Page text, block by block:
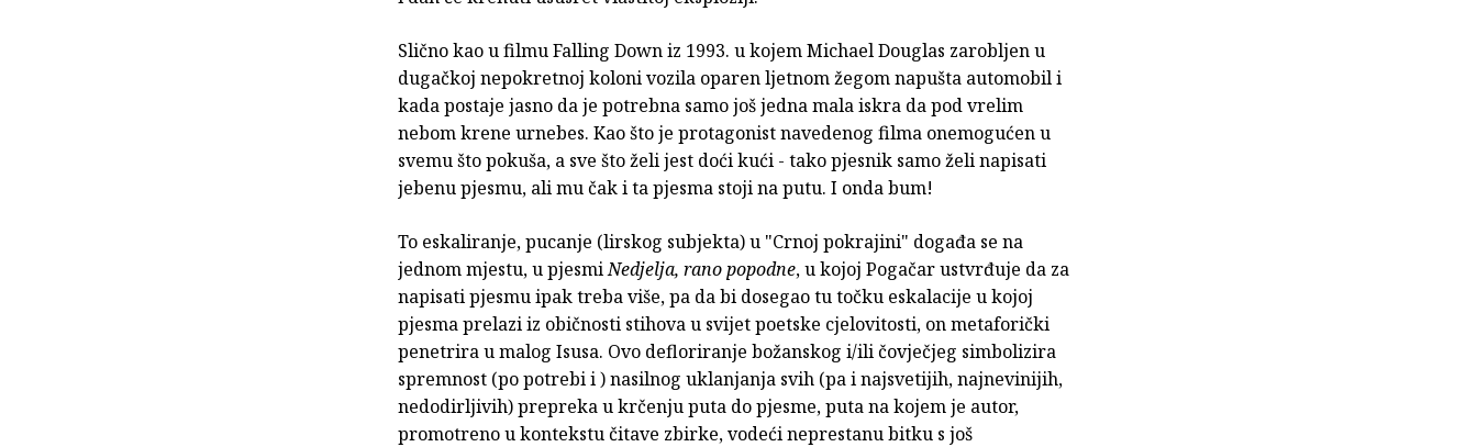
Slično kao u filmu Falling Down iz 1993. u kojem Michael Douglas zarobljen u
dugačkoj nepokretnoj koloni vozila oparen ljetnom žegom napušta automobil i
kada postaje jasno da je potrebna samo još jedna mala iskra da pod vrelim
nebom krene urnebes. Kao što je protagonist navedenog filma onemogućen u
svemu što pokuša, a sve što želi jest doći kući - tako pjesnik samo želi napisati
jebenu pjesmu, ali mu čak i ta pjesma stoji na putu. I onda bum!
To eskaliranje, pucanje (lirskog subjekta) u "Crnoj pokrajini" događa se na
jednom mjestu, u pjesmiNedjelja, rano popodne, u kojoj Pogačar ustvrđuje da za
napisati pjesmu ipak treba više, pa da bi dosegao tu točku eskalacije u kojoj
pjesma prelazi iz običnosti stihova u svijet poetske cjelovitosti, on metaforički
penetrira u malog Isusa. Ovo defloriranje božanskog i/ili čovječjeg simbolizira
spremnost (po potrebi i ) nasilnog uklanjanja svih (pa i najsvetijih, najnevinijih,
nedodirljivih) prepreka u krčenju puta do pjesme, puta na kojem je autor,
promotreno u kontekstu čitave zbirke, vodeći neprestanu bitku s još